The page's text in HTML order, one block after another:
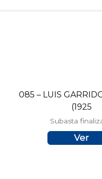
085 – LUIS
(1925
Subasta
Ver